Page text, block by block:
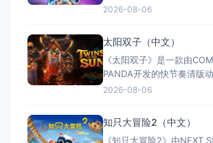
违17年的正统续作。
的高速3D格斗为核心，支持
中文，融合故事、竞技与创
2026-08-06
太阳双子（中文）
《太阳双子》是一款由
PANDA开发的快节奏清版
胞胎兄弟为拯救被掳走的妹
佳选择；25个手工关卡、史
2026-08-06
知只大冒险2（中文）
《知只大冒险2》由NEXT